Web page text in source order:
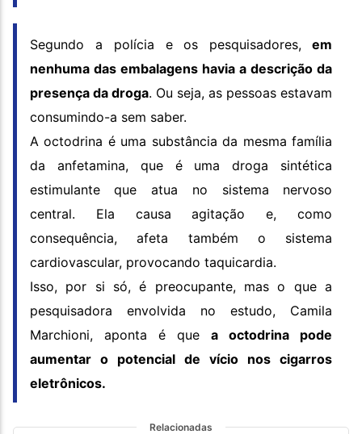
Segundo a polícia e os pesquisadores, em
nenhuma das embalagens havia a descrição da
presença da droga. Ou seja, as pessoas estavam
consumindo-a sem saber.
A octodrina é uma substância da mesma família
da anfetamina, que é uma droga sintética
estimulante que atua no sistema nervoso
central. Ela causa agitação e, como
consequência, afeta também o sistema
cardiovascular, provocando taquicardia.
Isso, por si só, é preocupante, mas o que a
pesquisadora envolvida no estudo, Camila
Marchioni, aponta é quea octodrina pode
aumentar o potencial de vício nos cigarros
eletrônicos.
Relacionadas